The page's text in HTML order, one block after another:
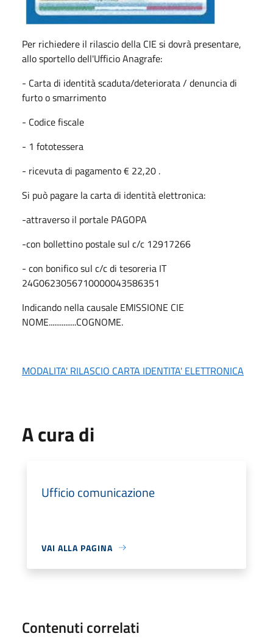
Per richiedere il rilascio della CIE si dovrà presentare,
allo sportello dell'Ufficio Anagrafe:
- Carta di identità scaduta/deteriorata / denuncia di
furto o smarrimento
- Codice fiscale
- 1 fototessera
- ricevuta di pagamento € 22,20 .
Si può pagare la carta di identità elettronica:
-attraverso il portale PAGOPA
-con bollettino postale sul c/c 12917266
- con bonifico sul c/c di tesoreria IT
24G0623056710000043586351
Indicando nella causale EMISSIONE CIE
NOME...............COGNOME.
MODALITA' RILASCIO CARTA IDENTITA' ELETTRONICA
A cura di
Ufficio comunicazione
VAI ALLA PAGINA
Contenuti correlati